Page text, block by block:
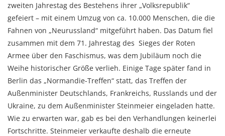
zweiten Jahrestag des Bestehens ihrer „Volksrepublik“
gefeiert – mit einem Umzug von ca. 10.000 Menschen, die die
Fahnen von „Neurussland“ mitgeführt haben. Das Datum fiel
zusammen mit dem 71. Jahrestag des Sieges der Roten
Armee über den Faschismus, was dem Jubiläum noch die
Weihe historischer Größe verlieh. Einige Tage später fand in
Berlin das „Normandie-Treffen“ statt, das Treffen der
Außenminister Deutschlands, Frankreichs, Russlands und der
Ukraine, zu dem Außenminister Steinmeier eingeladen hatte.
Wie zu erwarten war, gab es bei den Verhandlungen keinerlei
Fortschritte. Steinmeier verkaufte deshalb die erneute